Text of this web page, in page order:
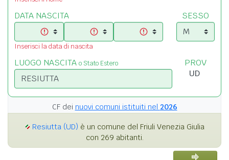
DATA NASCITA
Inserisci la data di nascita
SESSO
LUOGO NASCITA o Stato Estero PROV
CF dei nuovi comuni istituiti nel 2026
Resiutta (UD) è un comune del Friuli Venezia Giulia
con 269 abitanti.